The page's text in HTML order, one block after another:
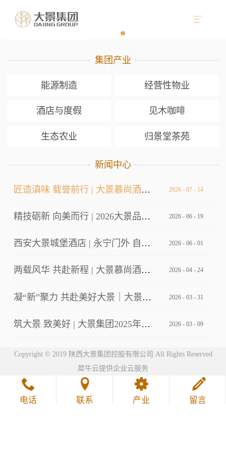
集团产业
能源制造 经营性物业
酒店与度假 见木咖啡
生态农业 归景堂茶苑
新闻中心
匠造滇味 载誉前行 | 大景慕尚酒店厨师长荣获双金 2026 - 07 - 14
精技砺新 向美而行 | 2026大景品牌标准考核暨服务技能大赛 2026 - 06 - 19
西安大景城堡酒店 | 永宁门外 自成主角 2026 - 06 - 01
两载风华 共赴新程 | 大景慕尚酒店2周年店庆客户答谢会暨草坪婚礼发布 2026 - 04 - 24
凝“新”聚力 共赴美好大景｜大景集团2026年第一期新员工培训 2026 - 03 - 31
筑大景 致美好 | 大景集团2025年工作总结暨2026年工作计划会议 2026 - 03 - 09
Copyright © 2019 陕西大景集团控股有限公司.All Rights Reserved
犀牛云提供企业云服务
电话 联系 产业 留言